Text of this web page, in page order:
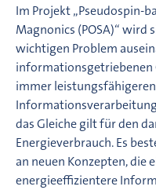
Im Projekt „Pseudospin-
Magnonics (POSA)“
wichtigen Problem
informationsgetriebenen
immer
das Gleiche gilt für den
Energieverbrauch. Es
an neuen Konzepten, die
energieeffizientere